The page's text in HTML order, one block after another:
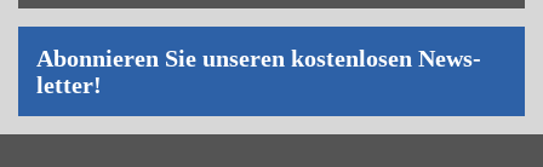
Abon­nie­ren Sie un­se­ren kos­ten­lo­sen News­
let­ter!